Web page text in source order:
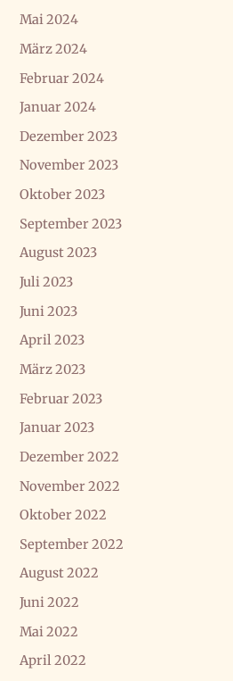
Mai 2024
März 2024
Februar 2024
Januar 2024
Dezember 2023
November 2023
Oktober 2023
September 2023
August 2023
Juli 2023
Juni 2023
April 2023
März 2023
Februar 2023
Januar 2023
Dezember 2022
November 2022
Oktober 2022
September 2022
August 2022
Juni 2022
Mai 2022
April 2022